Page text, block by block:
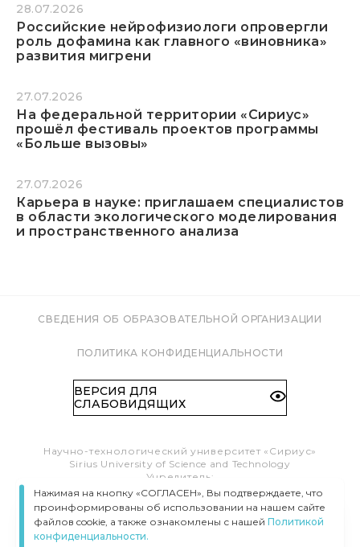
28.07.2026
Российские нейрофизиологи опровергли
роль дофамина как главного «виновника»
развития мигрени
27.07.2026
На федеральной территории «Сириус»
прошёл фестиваль проектов программы
«Больше вызовы»
27.07.2026
Карьера в науке: приглашаем специалистов
в области экологического моделирования
и пространственного анализа
СВЕДЕНИЯ ОБ ОБРАЗОВАТЕЛЬНОЙ ОРГАНИЗАЦИИ
ПОЛИТИКА КОНФИДЕНЦИАЛЬНОСТИ
ВЕРСИЯ ДЛЯ
СЛАБОВИДЯЩИХ
Научно-технологический университет «Сириус»
Sirius University of Science and Technology
Учредитель:
Образовательный Фонд «Талант и успех»
Федеральная территория «Сириус»,
Тел.:8 (800) 100 41 55
info@siriusuniversity.ru
Нажимая на кнопку «СОГЛАСЕН», Вы подтверждаете, что
проинформированы об использовании на нашем сайте
файлов cookie, а также ознакомлены с нашей Политикой
конфиденциальности.